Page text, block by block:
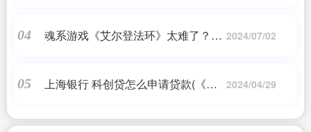
04
魂系游戏《艾尔登法环》太难了？玩 2024/07/02
05
上海银行 科创贷怎么申请贷款(《上
2024/04/29